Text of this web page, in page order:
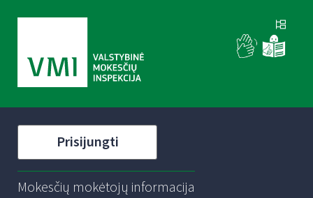
Prisijungti
Mokesčių mokėtojų informacija